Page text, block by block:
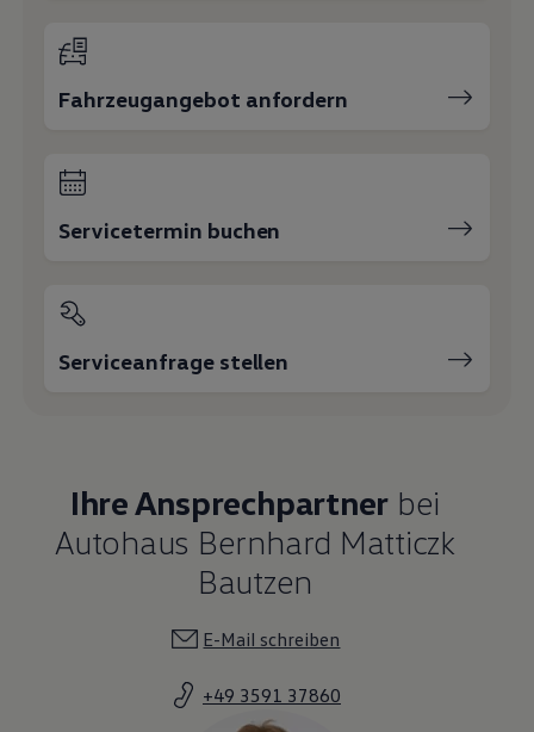
Fahrzeugangebot anfordern
Servicetermin buchen
Serviceanfrage stellen
Ihre Ansprechpartner bei
Autohaus Bernhard Matticzk
Bautzen
E-Mail schreiben
+49 3591 37860